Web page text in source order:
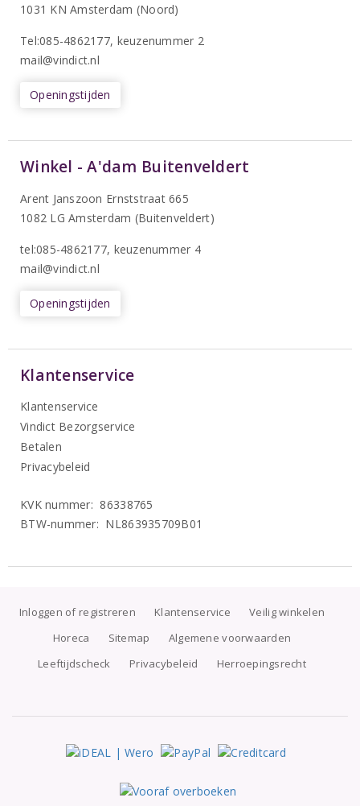
1031 KN Amsterdam (Noord)
Tel:085-4862177, keuzenummer 2
mail@vindict.nl
Openingstijden
Winkel - A'dam Buitenveldert
Arent Janszoon Ernststraat 665
1082 LG Amsterdam (Buitenveldert)
tel:085-4862177, keuzenummer 4
mail@vindict.nl
Openingstijden
Klantenservice
Klantenservice
Vindict Bezorgservice
Betalen
Privacybeleid
KVK nummer: 86338765
BTW-nummer: NL863935709B01
Inloggen of registreren Klantenservice
Veilig winkelen
Horeca
Sitemap
Algemene voorwaarden
Leeftijdscheck
Privacybeleid Herroepingsrecht